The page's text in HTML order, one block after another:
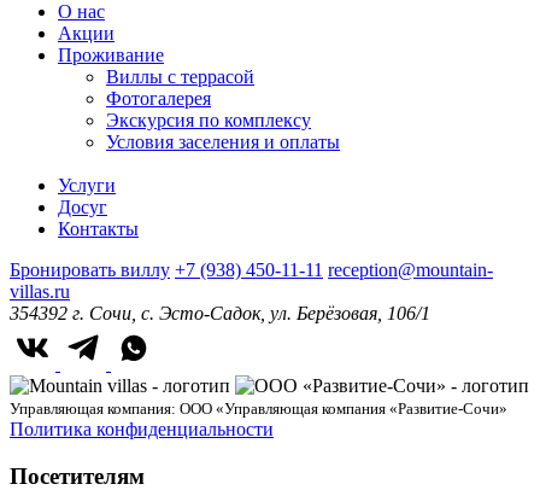
О нас
Акции
Проживание
Виллы с террасой
Фотогалерея
Экскурсия по комплексу
Условия заселения и оплаты
Услуги
Досуг
Контакты
Бронировать виллу +7 (938) 450-11-11 reception@mountain-
villas.ru
354392 г. Сочи, с. Эсто-Садок, ул. Берёзовая, 106/1
Управляющая компания: ООО «Управляющая компания «Развитие-Сочи»
Политика конфиденциальности
Посетителям